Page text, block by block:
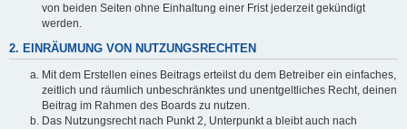
von beiden Seiten ohne Einhaltung einer Frist jederzeit gekündigt
werden.
2. EINRÄUMUNG VON NUTZUNGSRECHTEN
Mit dem Erstellen eines Beitrags erteilst du dem Betreiber ein einfaches,
zeitlich und räumlich unbeschränktes und unentgeltliches Recht, deinen
Beitrag im Rahmen des Boards zu nutzen.
Das Nutzungsrecht nach Punkt 2, Unterpunkt a bleibt auch nach